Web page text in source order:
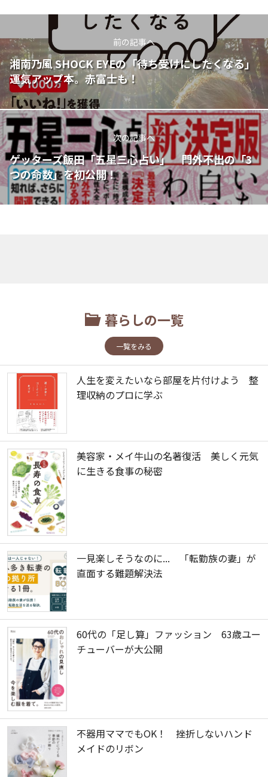
前の記事へ
湘南乃風 SHOCK EYEの「待ち受けにしたくなる」
運気アップ本。赤富士も！
次の記事へ
ゲッターズ飯田「五星三心占い」 門外不出の「3
つの命数」を初公開！
暮らしの一覧
一覧をみる
人生を変えたいなら部屋を片付けよう 整
理収納のプロに学ぶ
美容家・メイ牛山の名著復活 美しく元気
に生きる食事の秘密
一見楽しそうなのに... 「転勤族の妻」が
直面する難題解決法
60代の「足し算」ファッション 63歳ユー
チューバーが大公開
不器用ママでもOK！ 挫折しないハンド
メイドのリボン